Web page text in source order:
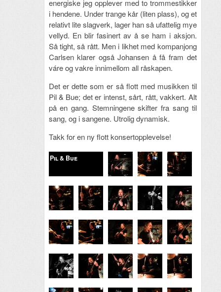
energiske jeg opplever med to trommestikker
i hendene. Under trange kår (liten plass), og et
relativt lite slagverk, lager han så ufattelig mye
vellyd. En blir fasinert av å se ham i aksjon.
Så tight, så rått. Men i likhet med kompanjong
Carlsen klarer også Johansen å få fram det
váre og vakre innimellom all råskapen.
Det er dette som er så flott med musikken til
Pil & Bue; det er intenst, sårt, rått, vakkert. Alt
på en gang. Stemningene skifter fra sang til
sang, og i sangene. Utrolig dynamisk.
Takk for en ny flott konsertopplevelse!
Pil & Bue